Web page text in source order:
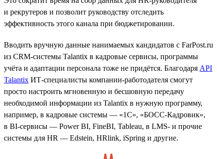
и рекрутеров и позволит руководству отследить
эффективность этого канала при бюджетировании.
Вводить вручную данные нанимаемых кандидатов с FarPost.ru
из CRM-системы Talantix в кадровые сервисы, программы
учёта и адаптации персонала тоже не придётся. Благодаря API
Talantix ИТ-специалисты компании-работодателя смогут
просто настроить мгновенную и бесшовную передачу
необходимой информации из Talantix в нужную программу,
например, в кадровые системы — «1С», «БОСС-Кадровик»,
в BI-сервисы — Power BI, FineBI, Tableau, в LMS- и прочие
системы для HR — Edstein, HRlink, iSpring и другие.